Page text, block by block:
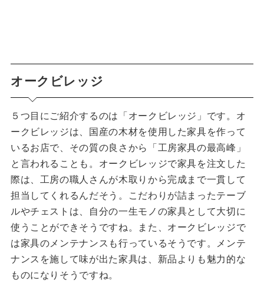
オークビレッジ
５つ目にご紹介するのは「オークビレッジ」です。オ
ークビレッジは、国産の木材を使用した家具を作って
いるお店で、その質の良さから「工房家具の最高峰」
と言われることも。オークビレッジで家具を注文した
際は、工房の職人さんが木取りから完成まで一貫して
担当してくれるんだそう。こだわりが詰まったテーブ
ルやチェストは、自分の一生モノの家具として大切に
使うことができそうですね。また、オークビレッジで
は家具のメンテナンスも行っているそうです。メンテ
ナンスを施して味が出た家具は、新品よりも魅力的な
ものになりそうですね。